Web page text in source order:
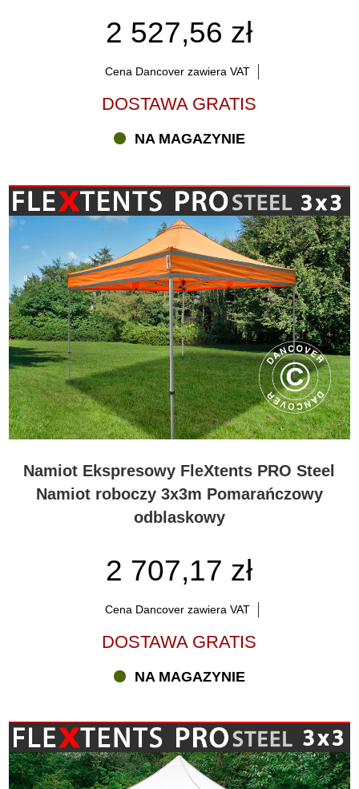
2 527,56 zł
Cena Dancover zawiera VAT
DOSTAWA GRATIS
NA MAGAZYNIE
Namiot Ekspresowy FleXtents PRO Steel
Namiot roboczy 3x3m Pomarańczowy
odblaskowy
2 707,17 zł
Cena Dancover zawiera VAT
DOSTAWA GRATIS
NA MAGAZYNIE